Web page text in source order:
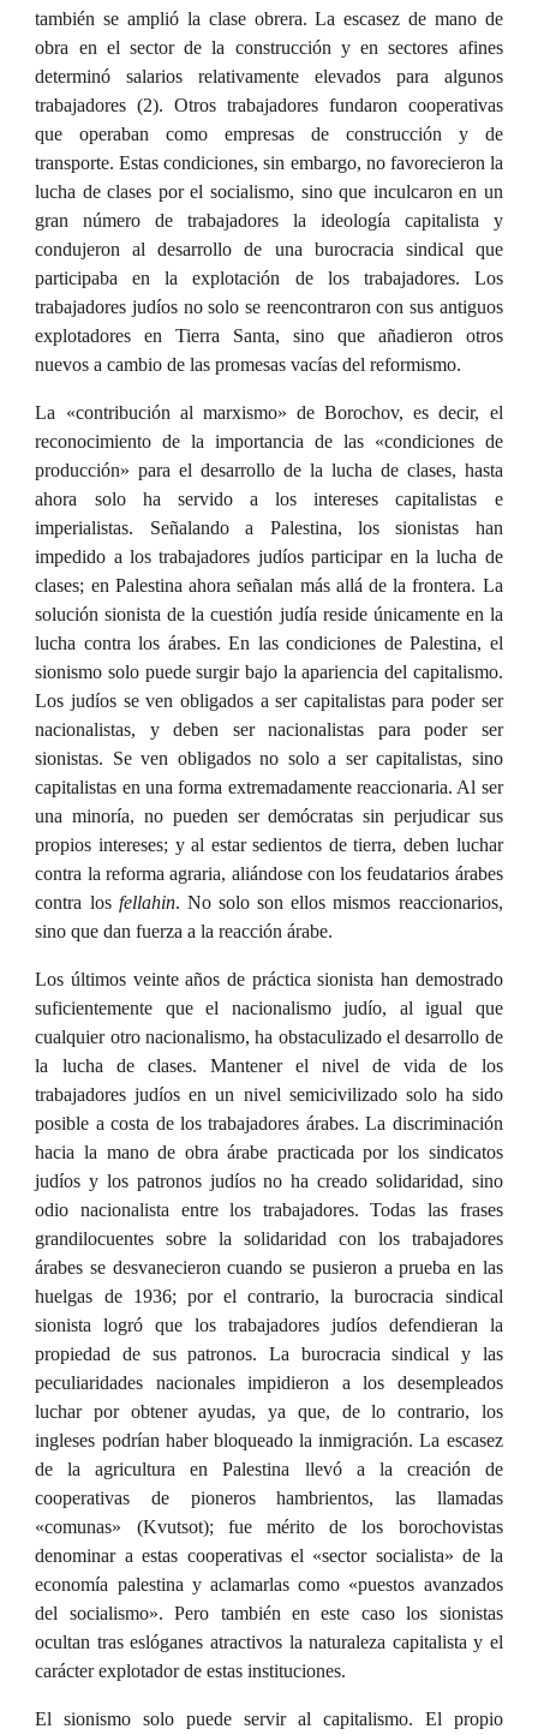
también se amplió la clase obrera. La escasez de mano de
obra en el sector de la construcción y en sectores afines
determinó salarios relativamente elevados para algunos
trabajadores (2). Otros trabajadores fundaron cooperativas
que operaban como empresas de construcción y de
transporte. Estas condiciones, sin embargo, no favorecieron la
lucha de clases por el socialismo, sino que inculcaron en un
gran número de trabajadores la ideología capitalista y
condujeron al desarrollo de una burocracia sindical que
participaba en la explotación de los trabajadores. Los
trabajadores judíos no solo se reencontraron con sus antiguos
explotadores en Tierra Santa, sino que añadieron otros
nuevos a cambio de las promesas vacías del reformismo.
La «contribución al marxismo» de Borochov, es decir, el
reconocimiento de la importancia de las «condiciones de
producción» para el desarrollo de la lucha de clases, hasta
ahora solo ha servido a los intereses capitalistas e
imperialistas. Señalando a Palestina, los sionistas han
impedido a los trabajadores judíos participar en la lucha de
clases; en Palestina ahora señalan más allá de la frontera. La
solución sionista de la cuestión judía reside únicamente en la
lucha contra los árabes. En las condiciones de Palestina, el
sionismo solo puede surgir bajo la apariencia del capitalismo.
Los judíos se ven obligados a ser capitalistas para poder ser
nacionalistas, y deben ser nacionalistas para poder ser
sionistas. Se ven obligados no solo a ser capitalistas, sino
capitalistas en una forma extremadamente reaccionaria. Al ser
una minoría, no pueden ser demócratas sin perjudicar sus
propios intereses; y al estar sedientos de tierra, deben luchar
contra la reforma agraria, aliándose con los feudatarios árabes
contra los fellahin. No solo son ellos mismos reaccionarios,
sino que dan fuerza a la reacción árabe.
Los últimos veinte años de práctica sionista han demostrado
suficientemente que el nacionalismo judío, al igual que
cualquier otro nacionalismo, ha obstaculizado el desarrollo de
la lucha de clases. Mantener el nivel de vida de los
trabajadores judíos en un nivel semicivilizado solo ha sido
posible a costa de los trabajadores árabes. La discriminación
hacia la mano de obra árabe practicada por los sindicatos
judíos y los patronos judíos no ha creado solidaridad, sino
odio nacionalista entre los trabajadores. Todas las frases
grandilocuentes sobre la solidaridad con los trabajadores
árabes se desvanecieron cuando se pusieron a prueba en las
huelgas de 1936; por el contrario, la burocracia sindical
sionista logró que los trabajadores judíos defendieran la
propiedad de sus patronos. La burocracia sindical y las
peculiaridades nacionales impidieron a los desempleados
luchar por obtener ayudas, ya que, de lo contrario, los
ingleses podrían haber bloqueado la inmigración. La escasez
de la agricultura en Palestina llevó a la creación de
cooperativas de pioneros hambrientos, las llamadas
«comunas» (Kvutsot); fue mérito de los borochovistas
denominar a estas cooperativas el «sector socialista» de la
economía palestina y aclamarlas como «puestos avanzados
del socialismo». Pero también en este caso los sionistas
ocultan tras eslóganes atractivos la naturaleza capitalista y el
carácter explotador de estas instituciones.
El sionismo solo puede servir al capitalismo. El propio